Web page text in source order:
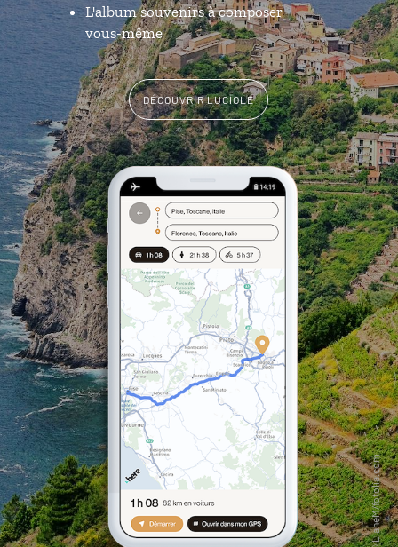
L'album souvenirs à composer
vous-même
DÉCOUVRIR LUCIOLE